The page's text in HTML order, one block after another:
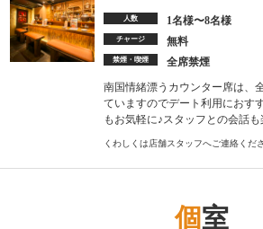
人数 1名様〜8名様
チャージ 無料
禁煙・喫煙
全席禁煙
南国情緒漂うカウンター席は、
ていますのでデート利用におす
もお気軽に♪スタッフとの会話も
くわしくは店舗スタッフへご連絡くだ
個室